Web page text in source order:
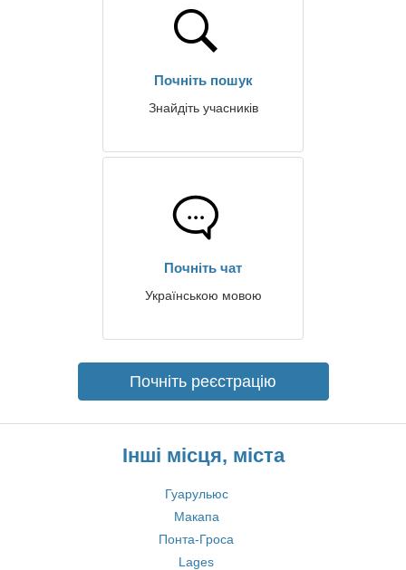
Почніть пошук
Знайдіть учасників
Почніть чат
Українською мовою
Почніть реєстрацію
Інші місця, міста
Гуарульюс
Макапа
Понта-Гроса
Lages